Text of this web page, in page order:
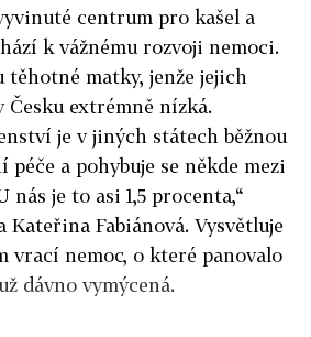
centrum pro kašel a
k vážnému rozvoji nemoci.
matky, jenže jejich
Česku extrémně nízká.
je v jiných státech běžnou
a pohybuje se někde mezi
nás je to asi 1,5 procenta,“
Fabiánová. Vysvětluje
vrací nemoc, o které panovalo
dávno vymýcená.